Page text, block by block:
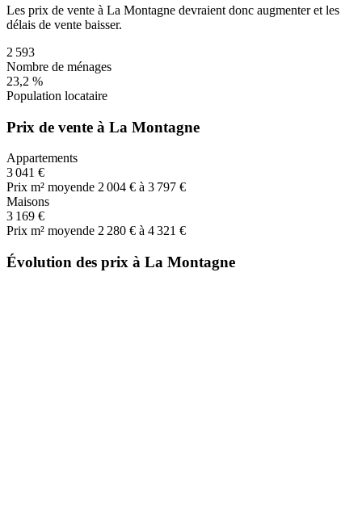
Les prix de vente à La Montagne devraient donc augmenteret les
délais de vente baisser.
2 593
Nombre de ménages
23,2 %
Population locataire
Prix de vente à La Montagne
Appartements
3 041 €
Prix m² moyende 2 004 € à 3 797 €
Maisons
3 169 €
Prix m² moyende 2 280 € à 4 321 €
Évolution des prix à La Montagne